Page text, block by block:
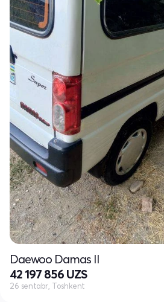
Daewoo Damas II
42 197 856 UZS
26 sentabr, Toshkent